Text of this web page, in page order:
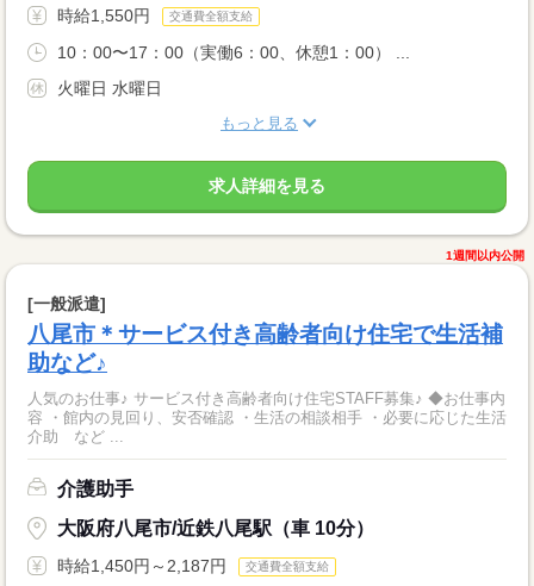
時給1,550円 交通費全額支給
10：00〜17：00（実働6：00、休憩1：00） ...
火曜日 水曜日
もっと見る
求人詳細を見る
1週間以内公開
[一般派遣]
八尾市＊サービス付き高齢者向け住宅で生活補
助など♪
人気のお仕事♪ サービス付き高齢者向け住宅STAFF募集♪ ◆お仕事内
容 ・館内の見回り、安否確認 ・生活の相談相手 ・必要に応じた生活
介助 など ...
介護助手
大阪府八尾市/近鉄八尾駅（車 10分）
時給1,450円～2,187円 交通費全額支給